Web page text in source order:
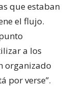
que estaban
el flujo.
a los
organizado
por verse”.